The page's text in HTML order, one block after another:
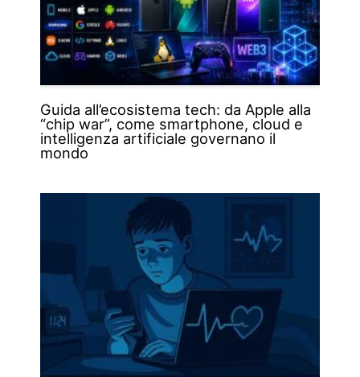
Guida all’ecosistema tech: da Apple alla
“chip war”, come smartphone, cloud e
intelligenza artificiale governano il
mondo